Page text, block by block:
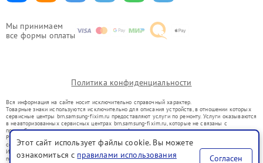
Мы принимаем
все формы оплаты
Политика конфиденциальности
Вся информация на сайте носит исключительно справочный характер.
Товарные знаки используются исключительно для описания устройств, в отношении которых
сервисные центры brn.samsung-fixim.ru предоставляют услуги по ремонту. Услуги оказываются
в неавторизованных сервисных центрах brn.samsung-fixim.ru, которые не связаны с
правообладателями товарных знаков или их официальными представителями.
Ремонт осуществляется для устройств, уже введенных в гражданский оборот в соответствии
со статьей 1487 ГК РФ.
Использование товарных знаков не преследует цели индивидуализации услуг или введения
потребителей в заблуждение, а служит для информирования о предоставляемых услугах по
Этот сайт использует файлы cookie. Вы можете
ознакомиться с правилами использования
Согласен